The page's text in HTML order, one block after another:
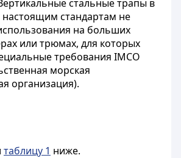
стальные трапы в
настоящим стандартам не
на больших
или трюмах, для которых
требования IMCO
морская
организация).
таблицу 1 ниже.